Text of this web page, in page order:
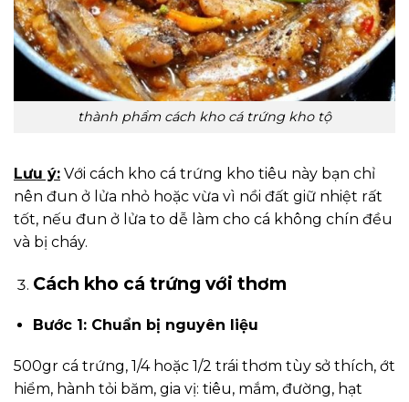
thành phẩm cách kho cá trứng kho tộ
Lưu ý: Với cách kho cá trứng kho tiêu này bạn chỉ
nên đun ở lửa nhỏ hoặc vừa vì nồi đất giữ nhiệt rất
tốt, nếu đun ở lửa to dễ làm cho cá không chín đều
và bị cháy.
Cách kho cá trứng với thơm
Bước 1: Chuẩn bị nguyên liệu
500gr cá trứng, 1/4 hoặc 1/2 trái thơm tùy sở thích, ớt
hiểm, hành tỏi băm, gia vị: tiêu, mắm, đường, hạt